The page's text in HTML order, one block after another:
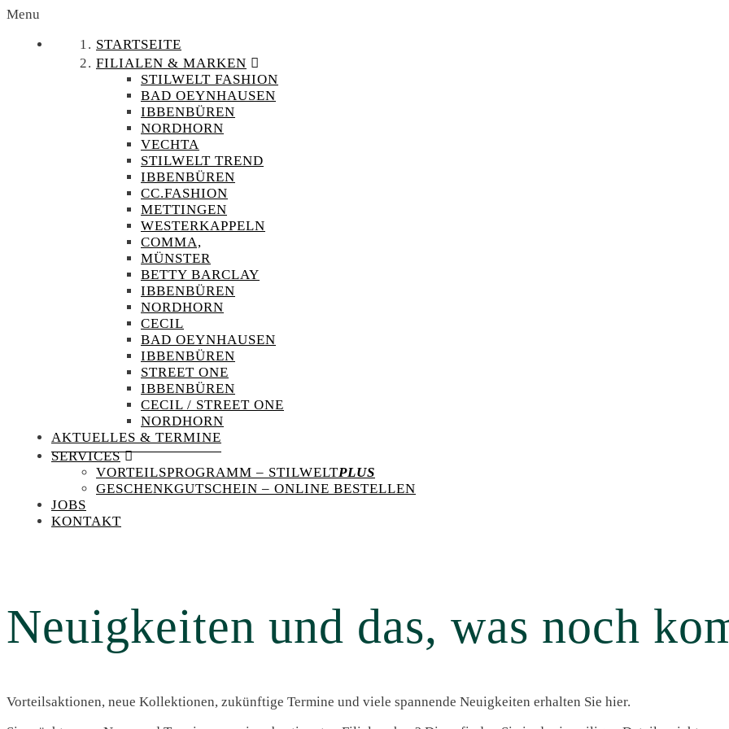
Menu
STARTSEITE
FILIALEN & MARKEN
STILWELT FASHION
BAD OEYNHAUSEN
IBBENBÜREN
NORDHORN
VECHTA
STILWELT TREND
IBBENBÜREN
CC.FASHION
METTINGEN
WESTERKAPPELN
COMMA,
MÜNSTER
BETTY BARCLAY
IBBENBÜREN
NORDHORN
CECIL
BAD OEYNHAUSEN
IBBENBÜREN
STREET ONE
IBBENBÜREN
CECIL / STREET ONE
NORDHORN
AKTUELLES & TERMINE
SERVICES
VORTEILSPROGRAMM – STILWELTPLUS
GESCHENKGUTSCHEIN – ONLINE BESTELLEN
JOBS
KONTAKT
Neuigkeiten und das, was noch
Vorteilsaktionen, neue Kollektionen, zukünftige Termine und viele spannende Neuigkeiten erhalten Sie hier.